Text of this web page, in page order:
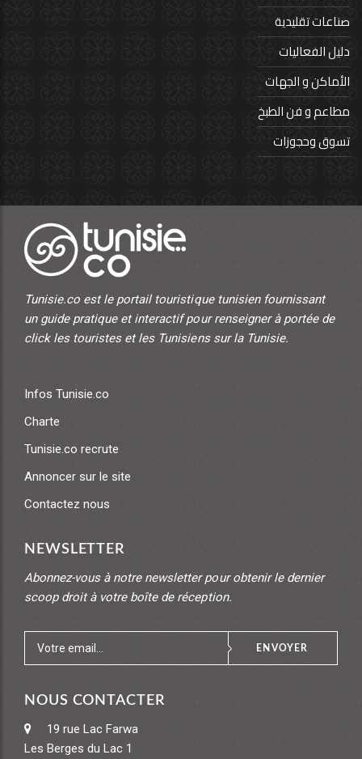
صناعات تقليدية
دليل الفعاليات
الأماكن و الجهات
مطاعم و فن الطبخ
تسوق وحجوزات
Tunisie.co est le portail touristique tunisien fournissant
un guide pratique et interactif pour renseigner à portée de
click les touristes et les Tunisiens sur la Tunisie.
Infos Tunisie.co
Charte
Tunisie.co recrute
Annoncer sur le site
Contactez nous
NEWSLETTER
Abonnez-vous à notre newsletter pour obtenir le dernier
scoop droit à votre boîte de réception.
ENVOYER
NOUS CONTACTER
19 rue Lac Farwa
Les Berges du Lac 1